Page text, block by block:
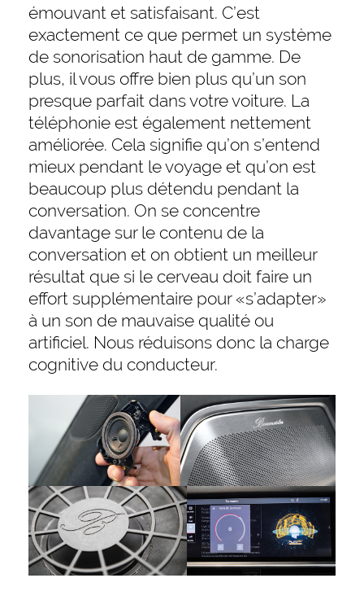
émouvant et satisfaisant. C’est
exactement ce que permet un système
de sonorisation haut de gamme. De
plus, il vous offre bien plus qu’un son
presque parfait dans votre voiture. La
téléphonie est également nettement
améliorée. Cela signifie qu’on s’entend
mieux pendant le voyage et qu’on est
beaucoup plus détendu pendant la
conversation. On se concentre
davantage sur le contenu de la
conversation et on obtient un meilleur
résultat que si le cerveau doit faire un
effort supplémentaire pour «s’adapter»
à un son de mauvaise qualité ou
artificiel. Nous réduisons donc la charge
cognitive du conducteur.